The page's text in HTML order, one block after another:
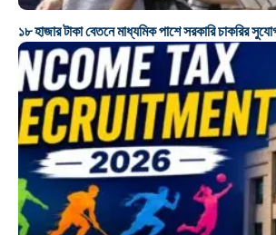
১৮ হাজার টাকা বেতনে মাধ্যমিক পাশে সরকারি